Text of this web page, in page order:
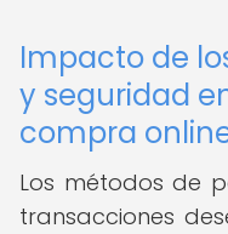
Impacto de
y seguridad
compra
Los métodos de
transacciones